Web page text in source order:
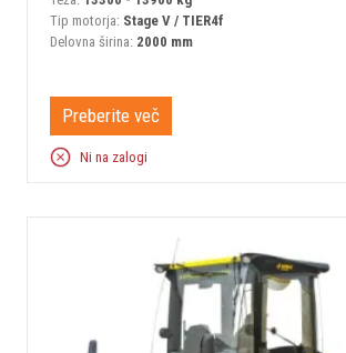
Tip motorja: Stage V / TIER4f
Delovna širina: 2000 mm
Preberite več
Ni na zalogi